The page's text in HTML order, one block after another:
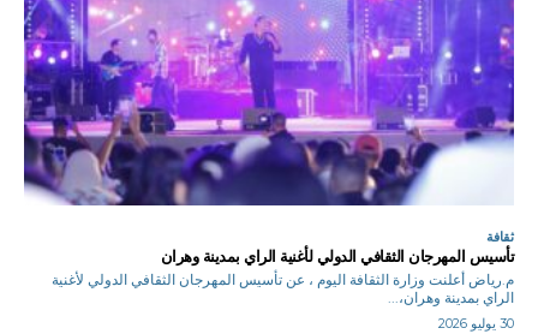
ثقافة
تأسيس المهرجان الثقافي الدولي لأغنية الراي بمدينة وهران
م.رياض أعلنت وزارة الثقافة اليوم ، عن تأسيس المهرجان الثقافي الدولي لأغنية
الراي بمدينة وهران،...
30 يوليو 2026